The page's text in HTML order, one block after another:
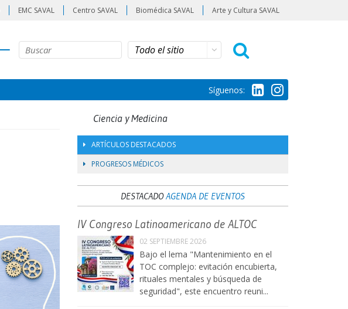
EMC SAVAL Centro SAVAL Biomédica SAVAL Arte y Cultura SAVAL
Síguenos:
Ciencia y Medicina
ARTÍCULOS DESTACADOS
PROGRESOS MÉDICOS
DESTACADOAGENDA DE EVENTOS
IV Congreso Latinoamericano de ALTOC
02 SEPTIEMBRE 2026
Bajo el lema "Mantenimiento en el
TOC complejo: evitación encubierta,
rituales mentales y búsqueda de
seguridad", este encuentro reuni...